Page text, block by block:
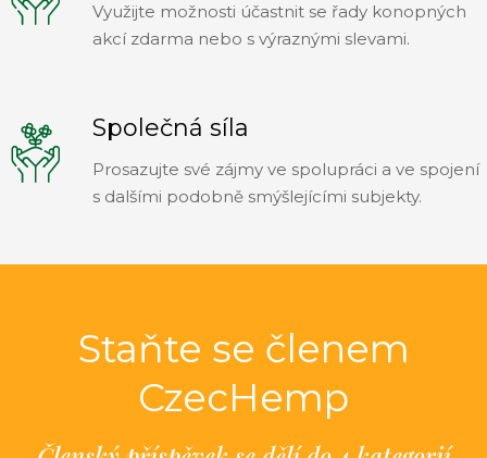
Využijte možnosti účastnit se řady konopných
akcí zdarma nebo s výraznými slevami.
Společná síla
Prosazujte své zájmy ve spolupráci a ve spojení
s dalšími podobně smýšlejícími subjekty.
Staňte se členem
CzecHemp